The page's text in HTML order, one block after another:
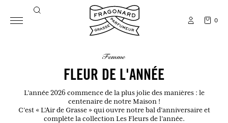
0
femme
FLEUR DE L'ANNÉE
L’année 2026 commence de la plus jolie des manières : le
centenaire de notre Maison !
C’est « L’Air de Grasse » qui ouvre notre bal d’anniversaire et
complète la collection Les Fleurs de l’année.